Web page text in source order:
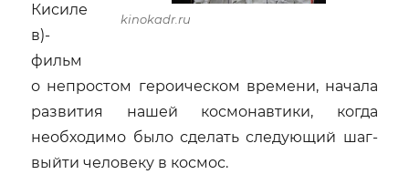
kinokadr.ru
Кисиле
в)-
фильм
о непростом героическом времени, начала
развития нашей космонавтики, когда
необходимо было сделать следующий шаг-
выйти человеку в космос.